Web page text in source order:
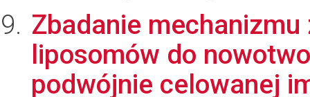
Zbadanie
liposomów do
podwójnie celowanej